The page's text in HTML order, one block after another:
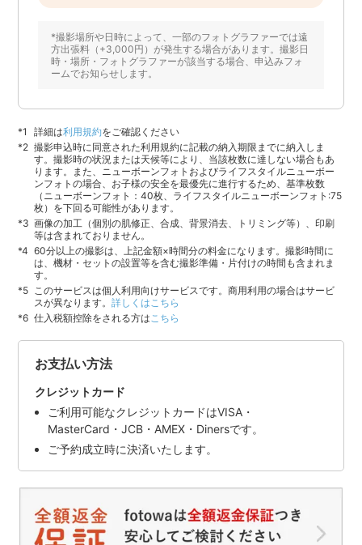
*撮影場所や日時によって、一部のフォトグラファーでは遠
方出張料（+3,000円）が発生する場合があります。撮影日
時・場所・フォトグラファーが該当する場合、申込みフォ
ームでお知らせします。
詳細は利用規約をご確認ください
撮影申込時に同意された利用規約に記載の納入期限までに納入しま
す。撮影時の状況または天候等により、当該枚数に達しない場合もあ
ります。また、ニューボーンフォトおよびライフスタイルニューボー
ンフォトの場合、お子様の安全を最優先に進行するため、基準枚数
（ニューボーンフォト：40枚、ライフスタイルニューボーンフォト:75
枚）を下回る可能性があります。
画像の加工（個別の肌修正、合成、背景消去、トリミング等）、印刷
等は含まれておりません。
60分以上の撮影は、上記金額×時間分の料金になります。撮影時間に
は、機材・セットの設置等を含む撮影準備・片付けの時間も含まれま
す。
このサービスは個人利用向けサービスです。商用利用の場合はサービ
スが異なります。詳しくはこちら
仕入税額控除をされる方はこちら
お支払い方法
クレジットカード
ご利用可能なクレジットカードはVISA・
MasterCard・JCB・AMEX・Dinersです。
ご予約成立時に決済いたします。